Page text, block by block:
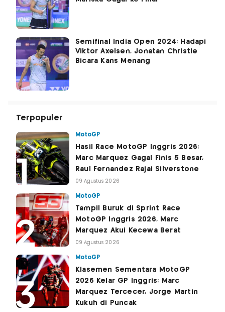
Semifinal India Open 2024: Hadapi
Viktor Axelsen, Jonatan Christie
Bicara Kans Menang
Terpopuler
MotoGP
Hasil Race MotoGP Inggris 2026:
Marc Marquez Gagal Finis 5 Besar,
Raul Fernandez Rajai Silverstone
09 Agustus 2026
MotoGP
Tampil Buruk di Sprint Race
MotoGP Inggris 2026, Marc
Marquez Akui Kecewa Berat
09 Agustus 2026
MotoGP
Klasemen Sementara MotoGP
2026 Kelar GP Inggris: Marc
Marquez Tercecer, Jorge Martin
Kukuh di Puncak